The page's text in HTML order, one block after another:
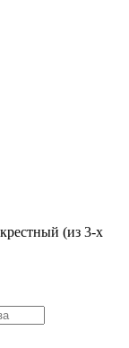
(из 3-х